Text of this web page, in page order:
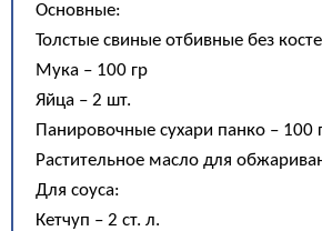
Основные:
Толстые свиные отбивные без
Мука – 100 гр
Яйца – 2 шт.
Панировочные сухари панко – 100
Растительное масло для
Для соуса:
Кетчуп – 2 ст. л.